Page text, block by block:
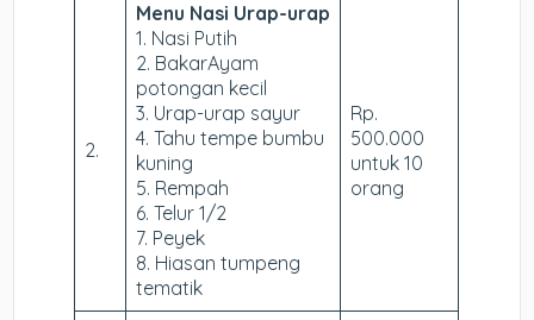
2.
Menu Nasi Urap-urap
1. Nasi Putih
2. BakarAyam
potongan kecil
3. Urap-urap sayur
4. Tahu tempe bumbu
kuning
5. Rempah
6. Telur 1/2
7. Peyek
8. Hiasan tumpeng
tematik
Rp.
500.000
untuk 10
orang